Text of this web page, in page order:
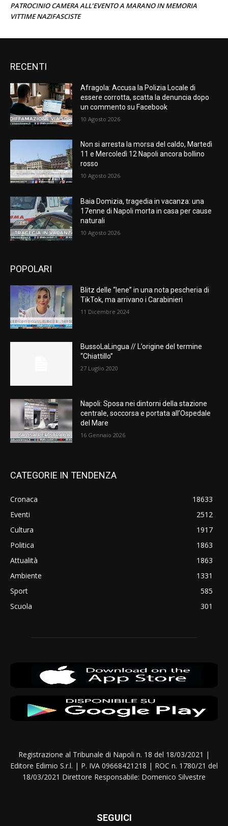
PATROCINIO CAMERA ALL’EVENTO A MARANO IN MEMORIA
VITTIME NAZIFASCISTE
RECENTI
Afragola: Accusa la Polizia Locale di
essere corrotta, scatta la denuncia dopo
un commento su Facebook
10 Agosto 2026
Non si arresta la morsa del caldo, Martedì
11 e Mercoledì 12 Napoli ancora bollino
rosso
10 Agosto 2026
Baia Domizia, tragedia in vacanza: una
17enne di Napoli morta in casa per cause
naturali
10 Agosto 2026
POPOLARI
Blitz delle “Iene” in una nota pescheria di
TikTok, ma arrivano i Carabinieri
11 Dicembre 2024
BussoLaLingua // L’origine del termine
“Chiattillo”
27 Luglio 2020
Napoli: Sposa nei dintorni della stazione
centrale, soccorsa e portata all’Ospedale
del Mare
16 Gennaio 2026
CATEGORIE IN TENDENZA
Cronaca
18633
Eventi
2512
Cultura
1917
Politica
1863
Attualità
1863
Ambiente
1331
Sport
585
Scuola
301
Registrazione al Tribunale di Napoli n. 18 del 18/03/2021 |
Editore Edimio S.r.l. | P. IVA 09668421218 | ROC n. 1780/21 del
18/03/2021 Direttore Responsabile: Domenico Silvestre
SEGUICI